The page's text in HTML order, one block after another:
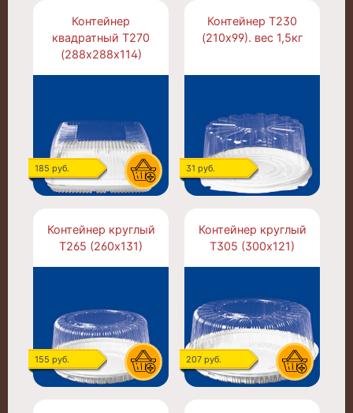
185 руб.
Контейнер
квадратный Т270
(288х288х114)
31 руб.
Контейнер Т230
(210х99). вес 1,5кг
155 руб.
Контейнер круглый
Т265 (260х131)
207 руб.
Контейнер круглый
Т305 (300х121)